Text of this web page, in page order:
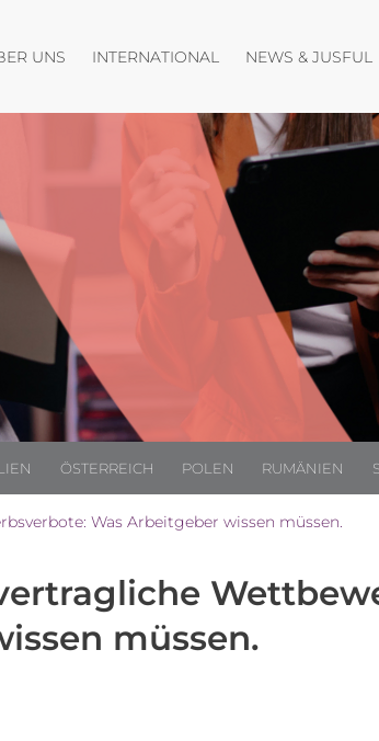
UNS Menü öffnen
INTERNATIONAL Menü öffnen
NEWS & JUSFUL
ÖSTERREICH POLEN RUMÄNIEN
Was Arbeitgeber wissen müssen.
müssen.